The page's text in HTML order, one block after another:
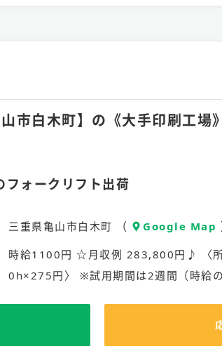
市白木町】の《大手印刷工場
フォークリフト出荷
三重県亀山市白木町 （ Google Map
時給1100円 ☆月収例 283,800円♪ 〈
0h×275円〉 ※試用期間は2週間（時給